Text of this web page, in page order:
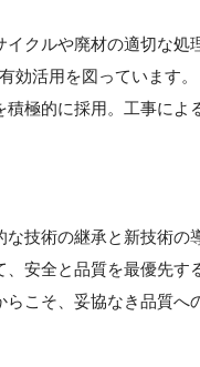
クルや廃材の適切な処
効活用を図っています。
極的に採用。工事によ
な技術の継承と新技術の
安全と品質を最優先す
らこそ、妥協なき品質へ